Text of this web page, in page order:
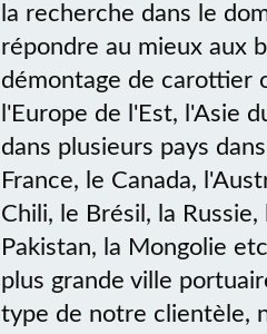
la recherche dans le
répondre au mieux aux
démontage de carottier
l'Europe de l'Est, l'Asie
dans plusieurs pays
France, le Canada,
Chili, le Brésil, la
Pakistan, la Mongolie
plus grande ville
type de notre clientèle,